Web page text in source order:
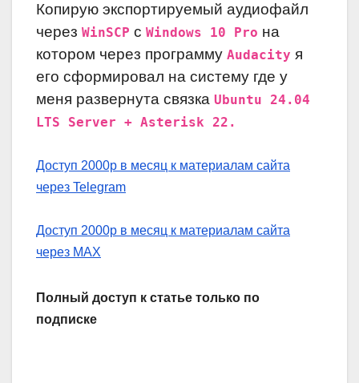
Копирую экспортируемый аудиофайл
через WinSCP с Windows 10 Pro на
котором через программу Audacity я
его сформировал на систему где у
меня развернута связка Ubuntu 24.04
LTS Server + Asterisk 22.
Доступ 2000р в месяц к материалам сайта
через Telegram
Доступ 2000р в месяц к материалам сайта
через MAX
Полный доступ к статье только по
подписке